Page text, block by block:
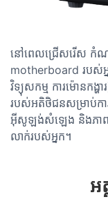
នៅពេលជ្រើសរើស កំ
motherboard របស់អ្ន
វិទ្យុសកម្ម ការម៉ោនកង្ហ
របស់អតិថិជនសម្រា
អ៊ីសូឡង់សំឡេង និងភាពងា
លាក់របស់អ្នក។
អ